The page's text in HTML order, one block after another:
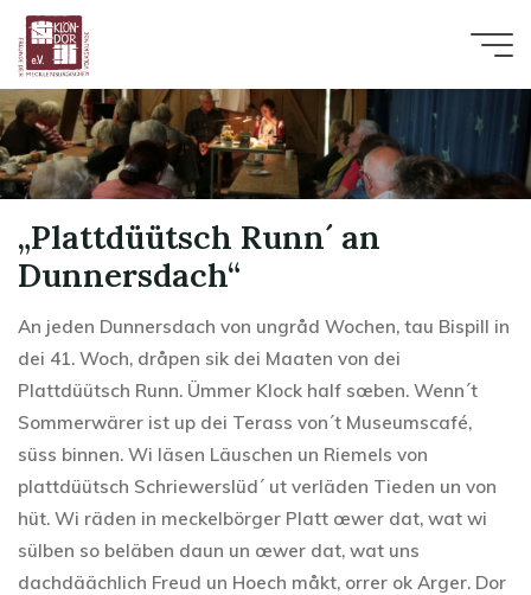
Zum
Inhalt
springen
„Plattdüütsch Runn´ an
Dunnersdach“
An jeden Dunnersdach von ungråd Wochen, tau Bispill in
dei 41. Woch, dråpen sik dei Maaten von dei
Plattdüütsch Runn. Ümmer Klock half sœben. Wenn´t
Sommerwärer ist up dei Terass von´t Museumscafé,
süss binnen. Wi läsen Läuschen un Riemels von
plattdüütsch Schriewerslüd´ ut verläden Tieden un von
hüt. Wi räden in meckelbörger Platt œwer dat, wat wi
sülben so beläben daun un œwer dat, wat uns
dachdäächlich Freud un Hoech måkt, orrer ok Arger. Dor